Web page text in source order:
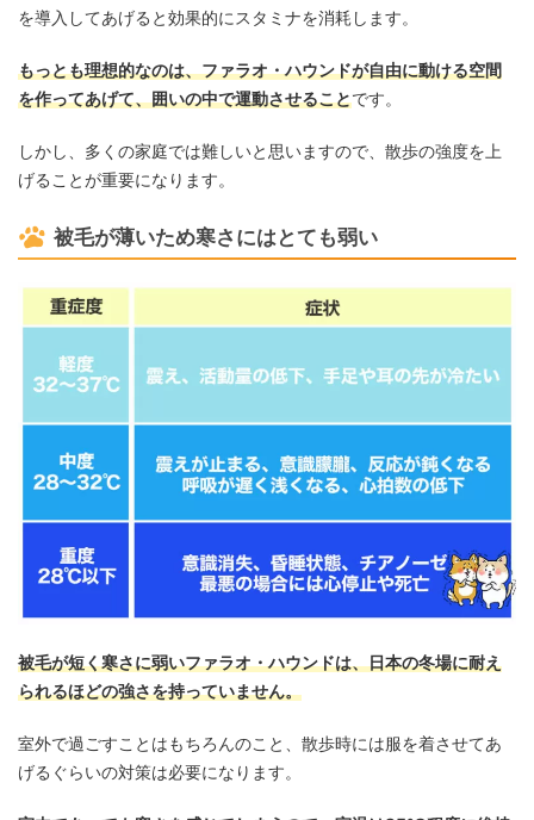
を導入してあげると効果的にスタミナを消耗します。
もっとも理想的なのは、ファラオ・ハウンドが自由に動ける空間
を作ってあげて、囲いの中で運動させることです。
しかし、多くの家庭では難しいと思いますので、散歩の強度を上
げることが重要になります。
被毛が薄いため寒さにはとても弱い
被毛が短く寒さに弱いファラオ・ハウンドは、日本の冬場に耐え
られるほどの強さを持っていません。
室外で過ごすことはもちろんのこと、散歩時には服を着させてあ
げるぐらいの対策は必要になります。